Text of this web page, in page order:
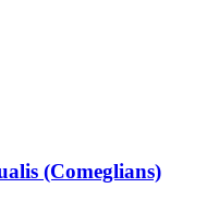
(Comeglians)